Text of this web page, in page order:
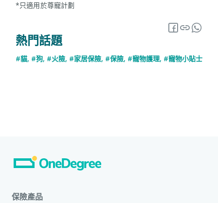
*只適用於尊寵計劃
熱門話題
#貓, #狗, #火險, #家居保險, #保險, #寵物護理, #寵物小貼士
保險產品